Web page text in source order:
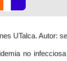
UTalca. Autor:
no infecciosa